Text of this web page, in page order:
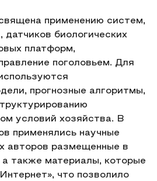
применению систем,
биологических
платформ,
поголовьем. Для
прогнозные алгоритмы,
условий хозяйства. В
применялись научные
авторов размещенные в
также материалы, которые
что позволило